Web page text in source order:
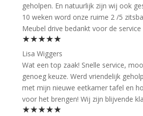
geholpen. En natuurlijk zijn wij ook
10 weken word onze ruime 2 /5
Meubel drive bedankt voor de service
★★★★★
Lisa Wiggers
Wat een top zaak! Snelle service,
genoeg keuze. Werd vriendelijk
met mijn nieuwe eetkamer tafel en
voor het brengen! Wij zijn blijvende
★★★★★